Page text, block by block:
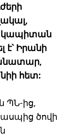
կապիտան
է՝ Իրանի
հետ:
ՊՆ-ից,
ծովի